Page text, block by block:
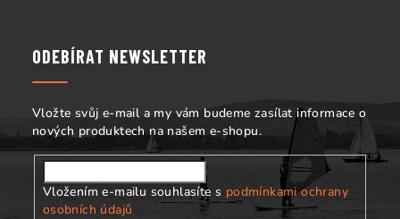
ODEBÍRAT NEWSLETTER
Vložte svůj e-mail a my vám budeme zasílat informace o
nových produktech na našem e-shopu.
Vložením e-mailu souhlasíte s podmínkami ochrany
osobních údajů